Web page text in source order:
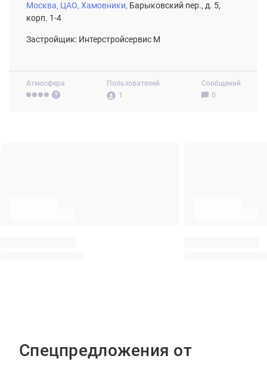
Атмосфера
Пользователей
1
Сообщений
0
Москва, ЦАО, Хамовники, Барыковский пер., д. 5,
корп. 1-4
Застройщик: Интерстройсервис М
Спецпредложения от